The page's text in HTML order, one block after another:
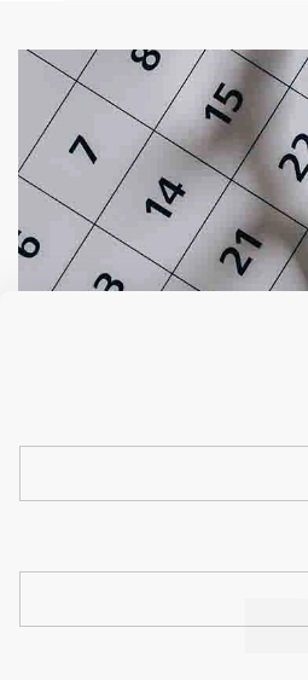
التهاب الشبكية